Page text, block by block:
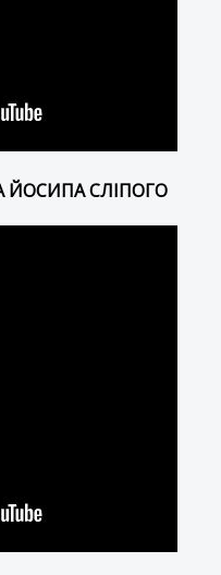
ЙОСИПА СЛІПОГО